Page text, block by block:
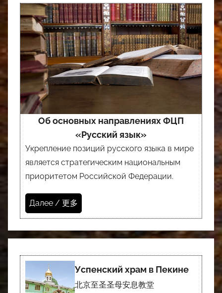
Об основных направлениях ФЦП
«Русский язык»
Укрепление позиций русского языка в мире
является стратегическим национальным
приоритетом Российской Федерации.
Далее / 更多
Успенский храм в Пекине
北京至圣圣母安息教堂